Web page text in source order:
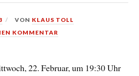
VON KLAUS TOLL
KOMMENTAR
22. Februar, um 19:30 Uhr